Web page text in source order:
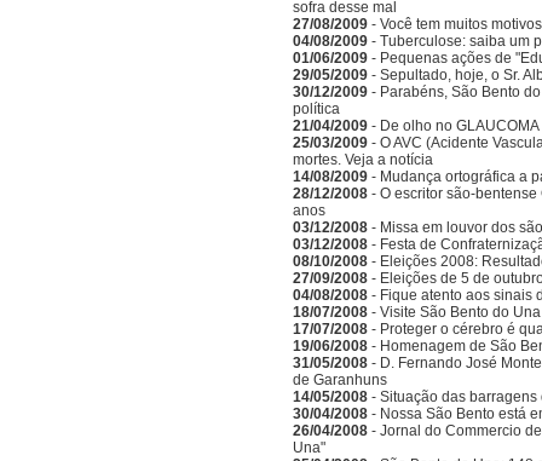
sofra desse mal
27/08/2009 - Você tem muitos
04/08/2009 - Tuberculose: saiba um
01/06/2009 - Pequenas ações de
29/05/2009 - Sepultado, hoje, o Sr.
30/12/2009 - Parabéns, São Bento
política
21/04/2009 - De olho no GLAUCOMA
25/03/2009 - O AVC (Acidente
mortes. Veja a notícia
14/08/2009 - Mudança ortográfica a
28/12/2008 - O escritor são-
anos
03/12/2008 - Missa em louvor dos
03/12/2008 - Festa de
08/10/2008 - Eleições 2008:
27/09/2008 - Eleições de 5 de
04/08/2008 - Fique atento aos sinais
18/07/2008 - Visite São Bento do
17/07/2008 - Proteger o cérebro é
19/06/2008 - Homenagem de São
31/05/2008 - D. Fernando José
de Garanhuns
14/05/2008 - Situação das
30/04/2008 - Nossa São Bento está
26/04/2008 - Jornal do Commercio
Una"